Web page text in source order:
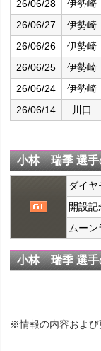
26/06/28
伊勢崎
26/06/27
伊勢崎
26/06/26
伊勢崎
26/06/25
伊勢崎
26/06/24
伊勢崎
26/06/14
川口
小林 瑞季 選手
ダイヤ
開設記
ムーン
小林 瑞季 選手
※情報の内容および